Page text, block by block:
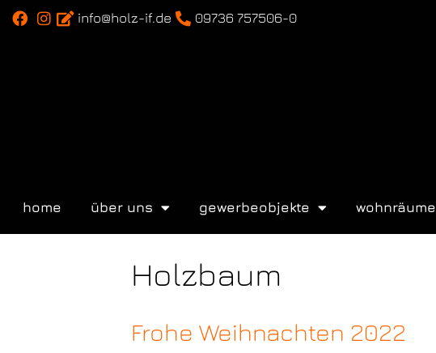
info@holz-if.de 09736 757506-0
home über uns gewerbeobjekte wohnräume
Holzbaum
Frohe Weihnachten 2022